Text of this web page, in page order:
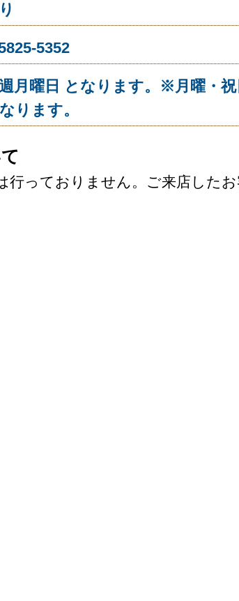
5352
月曜日 となります。※月曜・
ります。
行っておりません。ご来店した